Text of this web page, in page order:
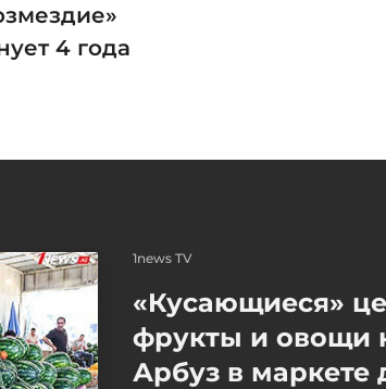
4 года
TRIPP
1news TV
«Кусающиеся»
фрукты и овощи
Арбуз в маркете